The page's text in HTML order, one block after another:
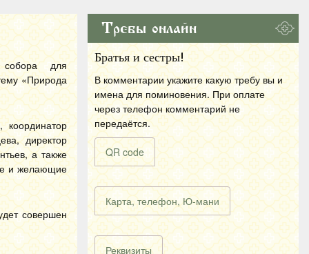
собора для
«Природа
координатор
директор
а также
и желающие
совершен
Требы онлайн
Братья и сестры!
В комментарии укажите какую требу вы и
имена для поминовения. При оплате
через телефон комментарий не
передаётся.
QR code
Карта, телефон, Ю-мани
Реквизиты